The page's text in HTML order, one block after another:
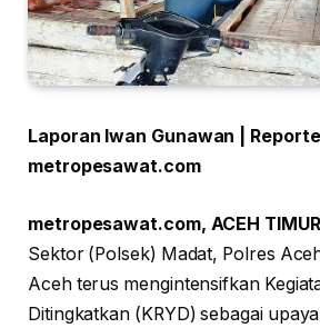
Laporan Iwan Gunawan |
metropesawat.com
metropesawat.com, ACEH
Sektor (Polsek) Madat, Polres
Aceh terus mengintensifkan
Ditingkatkan (KRYD) sebagai